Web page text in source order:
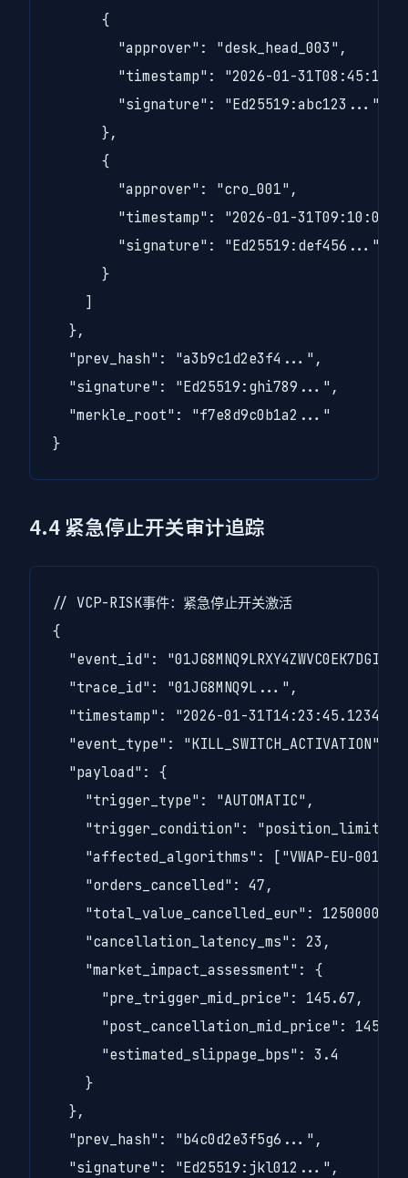
      {
        "approver": "desk_head_003",
"timestamp": "2026-01-
        "signature": "Ed25519:abc123..."
      },
      {
        "approver": "cro_001",
"timestamp": "2026-01-
        "signature": "Ed25519:def456..."
      }
    ]
  },
  "prev_hash": "a3b9c1d2e3f4...",
  "signature": "Ed25519:ghi789...",
  "merkle_root": "f7e8d9c0b1a2..."
}
4.4 紧急停止开关审计追踪
// VCP-RISK事件：紧急停止开关激活
{
  "event_id": "01JG8MNQ9LRXY4ZWVC0EK7DGIU",
  "trace_id": "01JG8MNQ9L...",
"timestamp": "2026-01-
  "event_type": "KILL_SWITCH_ACTIVATION",
  "payload": {
    "trigger_type": "AUTOMATIC",
"trigger_condition":
"affected_algorithms": ["VWAP-EU-001",
    "orders_cancelled": 47,
    "total_value_cancelled_eur": 12500000,
    "cancellation_latency_ms": 23,
    "market_impact_assessment": {
      "pre_trigger_mid_price": 145.67,
"post_cancellation_mid_price":
      "estimated_slippage_bps": 3.4
    }
  },
  "prev_hash": "b4c0d2e3f5g6...",
  "signature": "Ed25519:jkl012...",